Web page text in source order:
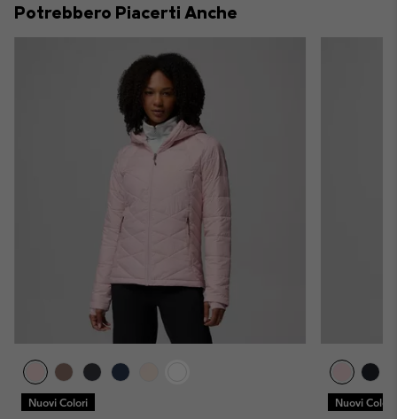
Potrebbero Piacerti Anche
Nuovi Colori Nuovi Colori